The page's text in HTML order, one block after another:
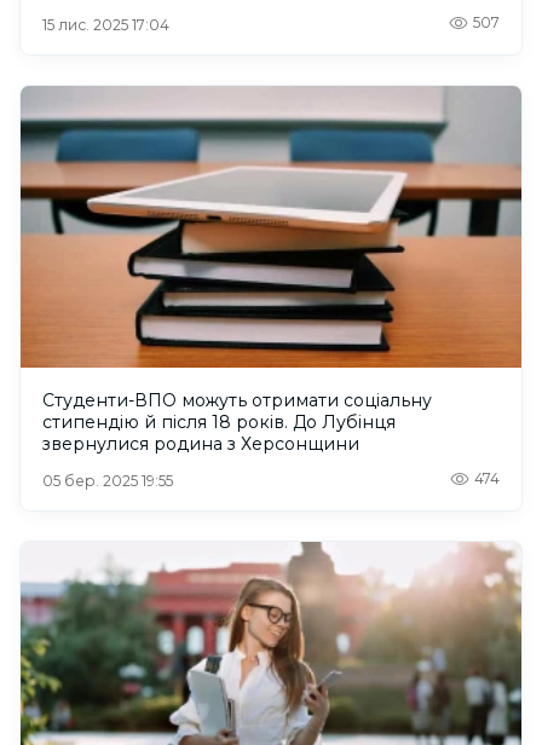
15 лис. 2025 17:04 507
Студенти-ВПО можуть отримати соціальну
стипендію й після 18 років. До Лубінця
звернулися родина з Херсонщини
05 бер. 2025 19:55 474